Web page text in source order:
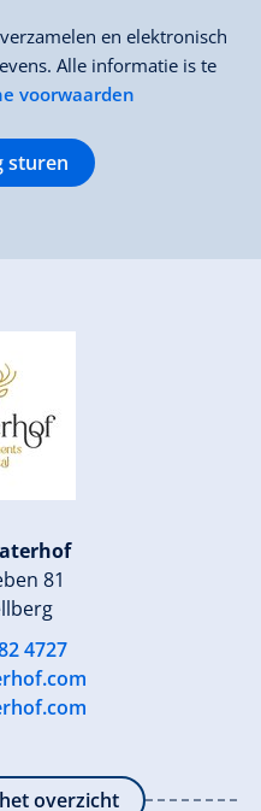
en elektronisch
Alle informatie is te
voorwaarden
sturen
81
4727
overzicht